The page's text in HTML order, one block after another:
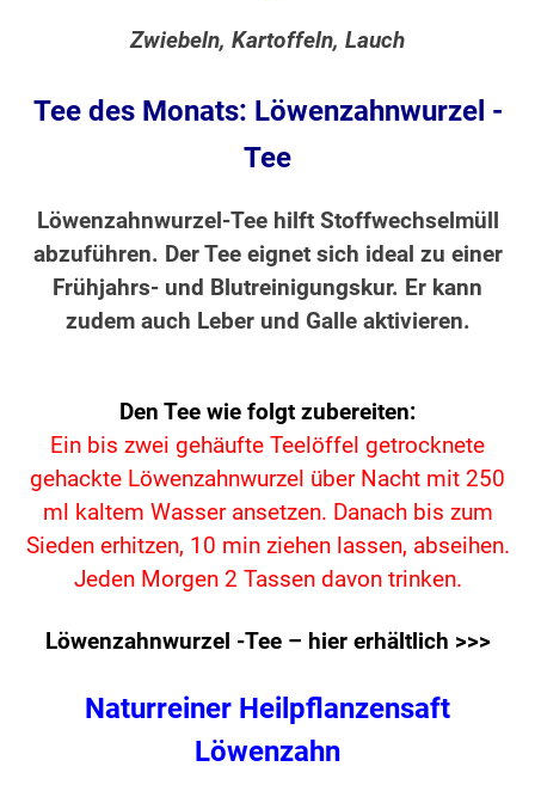
Zwiebeln, Kartoffeln, Lauch
Tee des Monats: Löwenzahnwurzel -
Tee
Löwenzahnwurzel-Tee hilft Stoffwechselmüll
abzuführen. Der Tee eignet sich ideal zu einer
Frühjahrs- und Blutreinigungskur. Er kann
zudem auch Leber und Galle aktivieren.
Den Tee wie folgt zubereiten:
Ein bis zwei gehäufte Teelöffel getrocknete
gehackte Löwenzahnwurzel über Nacht mit 250
ml kaltem Wasser ansetzen. Danach bis zum
Sieden erhitzen, 10 min ziehen lassen, abseihen.
Jeden Morgen 2 Tassen davon trinken.
Löwenzahnwurzel -Tee – hier erhältlich >>>
Naturreiner Heilpflanzensaft
Löwenzahn